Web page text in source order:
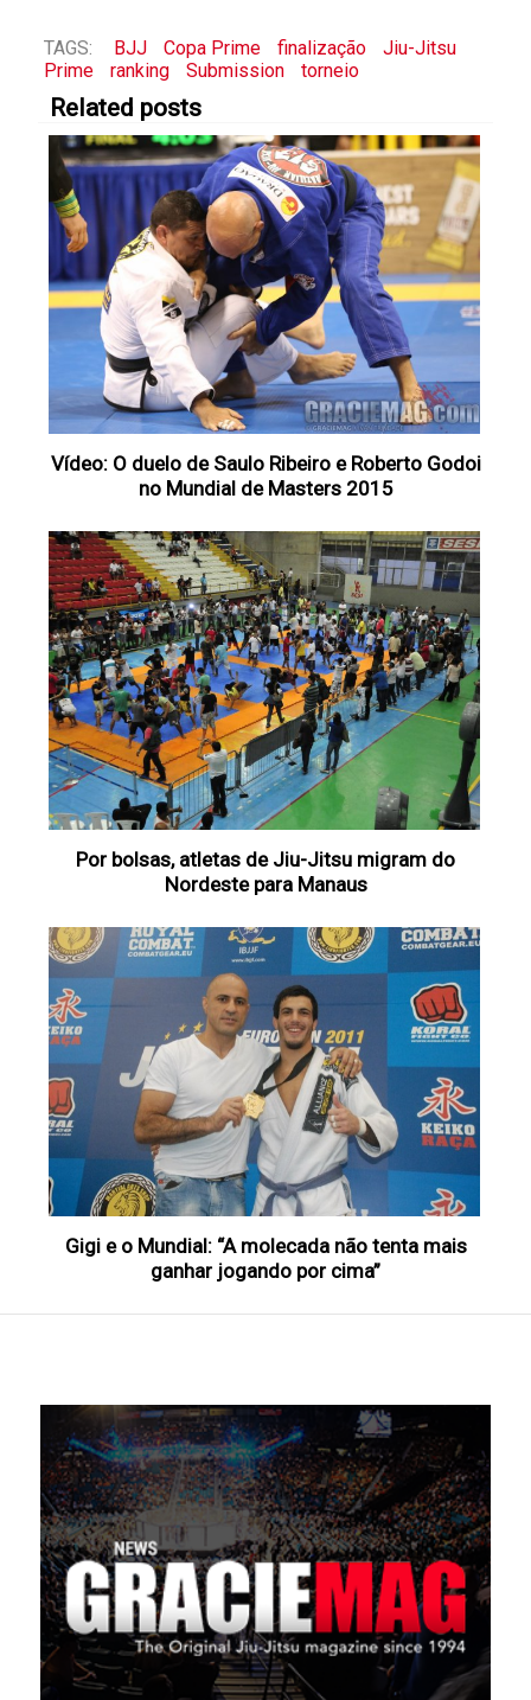
TAGS: BJJ Copa Prime finalização
Jiu-Jitsu
Prime
ranking Submission torneio
Related posts
Vídeo: O duelo de Saulo Ribeiro e Roberto Godoi
no Mundial de Masters 2015
Por bolsas, atletas de Jiu-Jitsu migram do
Nordeste para Manaus
Gigi e o Mundial: “A molecada não tenta mais
ganhar jogando por cima”